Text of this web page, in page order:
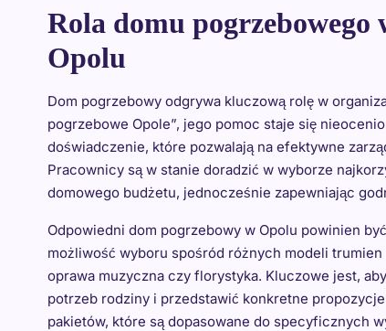
Rola domu
Opolu
Dom pogrzebowy odgrywa kluczową rolę w
pogrzebowe Opole”, jego pomoc staje się
doświadczenie, które pozwalają na efektywne
Pracownicy są w stanie doradzić w wyborze
domowego budżetu, jednocześnie zapewniając
Odpowiedni dom pogrzebowy w Opolu powinien
możliwość wyboru spośród różnych modeli
oprawa muzyczna czy florystyka. Kluczowe jest,
potrzeb rodziny i przedstawić konkretne
pakietów, które są dopasowane do specyficznych